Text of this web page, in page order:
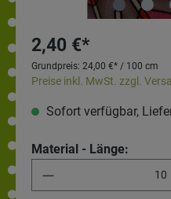
2,40 €*
Grundpreis: 24,00 €* / 100 cm
Preise inkl. MwSt. zzgl.
Sofort verfügbar,
Material - Länge: